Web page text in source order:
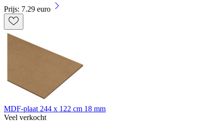
Prijs: 7.29 euro
MDF-plaat 244 x 122 cm 18 mm
Veel verkocht